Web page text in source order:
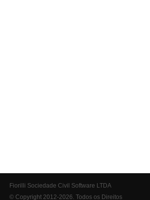
Fiorilli Sociedade Civil Software LTDA
© Copyright 2012-2026. Todos os Direitos